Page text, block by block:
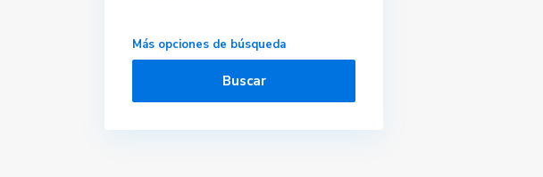
Más opciones de búsqueda
Buscar